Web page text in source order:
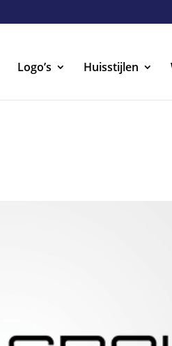
Logo’s Huisstijlen